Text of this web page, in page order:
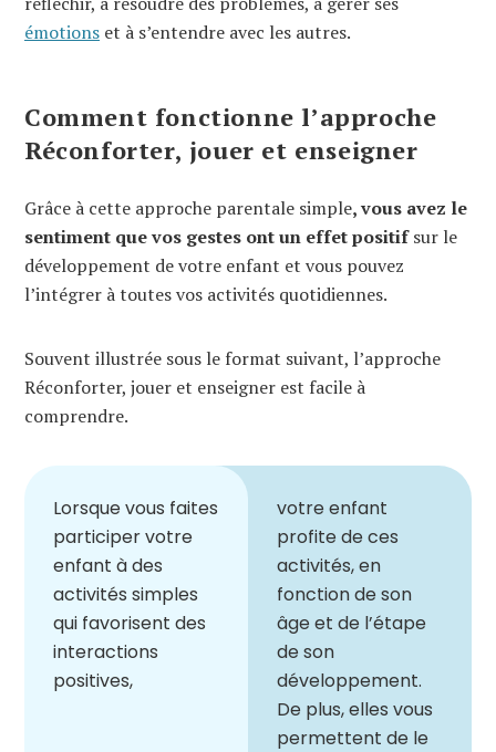
émotions et à s’entendre avec les autres.
Comment fonctionne l’approche
Réconforter, jouer et enseigner
Grâce à cette approche parentale simple, vous avez le
sentiment que vos gestes ont un effet positifsur le
développement de votre enfant et vous pouvez
l’intégrer à toutes vos activités quotidiennes.
Souvent illustrée sous le format suivant, l’approche
Réconforter, jouer et enseigner est facile à
comprendre.
Lorsque vous faites
participer votre
enfant à des
activités simples
qui favorisent des
interactions
positives,
votreenfant
profite de ces
activités, en
fonction de son
âge et de l’étape
de son
développement.
De plus, elles vous
permettent de le